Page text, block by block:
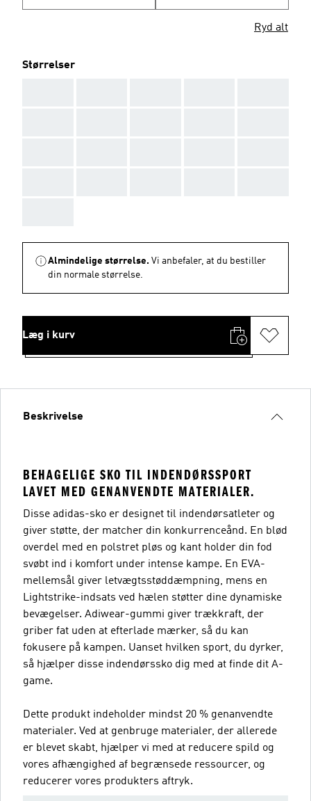
Ryd alt
Størrelser
Almindelige størrelse. Vi anbefaler, at du bestiller
din normale størrelse.
Læg i kurv
Beskrivelse
BEHAGELIGE SKO TIL INDENDØRSSPORT
LAVET MED GENANVENDTE MATERIALER.
Disse adidas-sko er designet til indendørsatleter og
giver støtte, der matcher din konkurrenceånd. En blød
overdel med en polstret pløs og kant holder din fod
svøbt ind i komfort under intense kampe. En EVA-
mellemsål giver letvægtsstøddæmpning, mens en
Lightstrike-indsats ved hælen støtter dine dynamiske
bevægelser. Adiwear-gummi giver trækkraft, der
griber fat uden at efterlade mærker, så du kan
fokusere på kampen. Uanset hvilken sport, du dyrker,
så hjælper disse indendørssko dig med at finde dit A-
game.
Dette produkt indeholder mindst 20 % genanvendte
materialer. Ved at genbruge materialer, der allerede
er blevet skabt, hjælper vi med at reducere spild og
vores afhængighed af begrænsede ressourcer, og
reducerer vores produkters aftryk.